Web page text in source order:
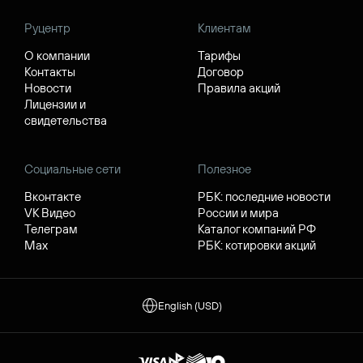
Руцентр
О компании
Контакты
Новости
Лицензии и
свидетельства
Клиентам
Тарифы
Договор
Правила акций
Социальные сети
Вконтакте
VK Видео
Телеграм
Max
Полезное
РБК: последние новости
России и мира
Каталог компаний РФ
РБК: котировки акций
English (USD)